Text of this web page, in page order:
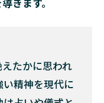
たかに思われ
い精神を現代に